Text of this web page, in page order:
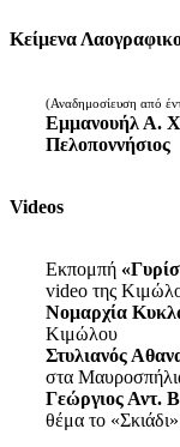
Κείμενα
(Αναδημοσίευση από
Εμμανουήλ Α.
Πελοποννήσιος
Videos
Εκπομπή
video της
Νομαρχία
Κιμώλου
Στυλιανός
στα
Γεώργιος Αντ.
θέμα το «Σκιάδι»